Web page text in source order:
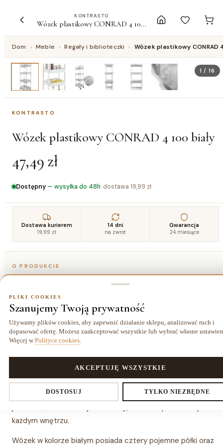
KONTRASTO
Wózek plastikowy CONRAD 4 100 biały
Dom › Meble › Regały i biblioteczki › Wózek plastikowy CONRAD
1 /16
KONTRASTO
Wózek plastikowy CONRAD 4 100 biały
47,49 zł
Dostępny — wysyłka do 48h· dostawa 19,99 zł
Dostawa kurierem
19,99 zł
14 dni
na zwrot
Gwarancja
24 miesiące
O PRODUKCIE
Opis
Mobilny regał plastikowy kuchenny i łazienkowy na kółkach –
4 półki, 100 cm, kolor biały. Mobilny regał plastikowy
Kontrasto to nowoczesne i praktyczne rozwiązanie, które
pozwala efektywnie zorganizować przestrzeń w kuchni,
łazience, garderobie lub spiżarni. Dzięki lekkiej, a
jednocześnie stabilnej konstrukcji, idealnie sprawdzi się w
każdym wnętrzu.
Wózek w kolorze białym posiada cztery pojemne półki oraz
PLIKI COOKIES
Szanujemy Twoją prywatność
Używamy plików cookies, aby zapewnić działanie sklepu, analizować ruch i
dopasować ofertę. Możesz zaakceptować wszystkie lub wybrać własne
Więcej w Polityce cookies
DOSTOSUJ TYLKO NIEZBĘDNE
AKCEPTUJĘ WSZYSTKIE
Ustawienia prywatności